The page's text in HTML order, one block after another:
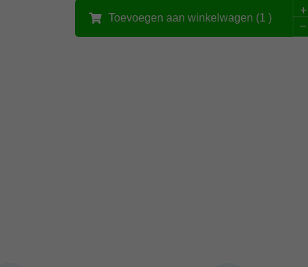
Toevoegen aan winkelwagen (1 )
+
–